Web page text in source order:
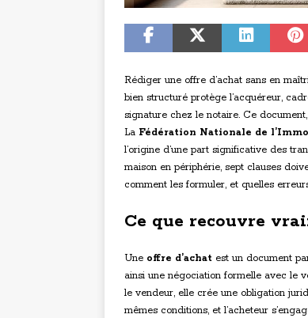
Rédiger une offre d’achat sans en
bien structuré protège l’acquéreur,
signature chez le notaire. Ce
La Fédération Nationale de
l’origine d’une part significative des
maison en périphérie, sept clauses
comment les formuler, et quelles
Ce que recouvre
Une offre d’achat est un document
ainsi une négociation formelle avec le
le vendeur, elle crée une obligation
mêmes conditions, et l’acheteur